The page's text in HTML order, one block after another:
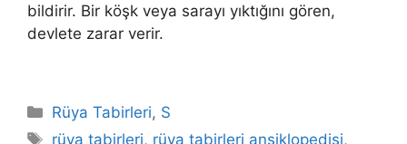
bildirir. Bir köşk veya sarayı yıktığını gören,
devlete zarar verir.
Kategoriler
Rüya Tabirleri, S
Etiketler
rüya tabirleri, rüya tabirleri ansiklopedisi,